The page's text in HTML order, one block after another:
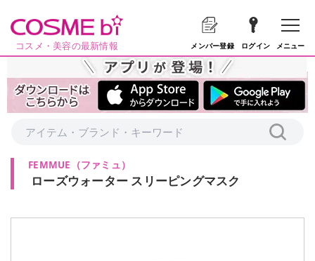
コスメ・美容の最新情報 メンバー登録 ログイン メニュー
FEMMUE （ファミュ）
ローズウォーター スリーピングマスク